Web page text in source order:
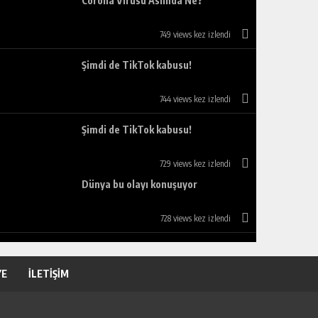
749 views kez izlendi
Şimdi de TikTok kabusu!
744 views kez izlendi
Şimdi de TikTok kabusu!
729 views kez izlendi
Dünya bu olayı konuşuyor
728 views kez izlendi
İLETİŞİM